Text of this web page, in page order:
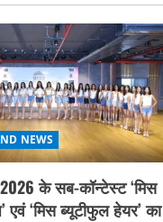
NEWS
के सब-कॉन्टेस्ट ‘मिस
‘मिस ब्यूटीफुल हेयर’ का